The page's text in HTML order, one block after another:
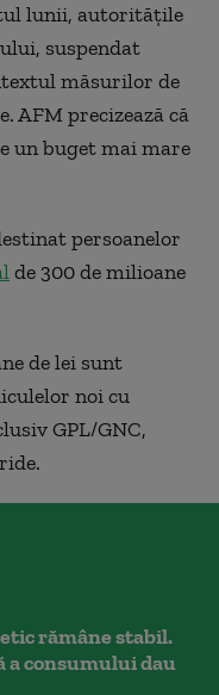
lunii, autoritățile
suspendat
măsurilor de
AFM precizează că
un buget mai mare
persoanelor
de 300 de milioane
de lei sunt
noi cu
GPL/GNC,
rămâne stabil.
a consumului dau